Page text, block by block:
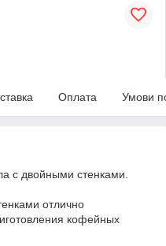
Оплата Умови
с двойными стенками.
отлично
кофейных